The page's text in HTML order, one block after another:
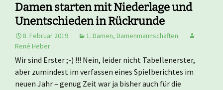
Damen starten mit Niederlage und
Unentschieden in Rückrunde
8. Februar 2019 1. Damen, Damenmannschaften
René Heber
Wir sind Erster ;-) !!! Nein, leider nicht Tabellenerster,
aber zumindest im verfassen eines Spielberichtes im
neuen Jahr – genug Zeit war ja bisher auch für die